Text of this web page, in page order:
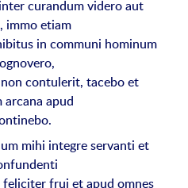
curandum videro aut
immo etiam
in communi hominum
contulerit, tacebo et
arcana apud
mihi integre servanti et
frui et apud omnes